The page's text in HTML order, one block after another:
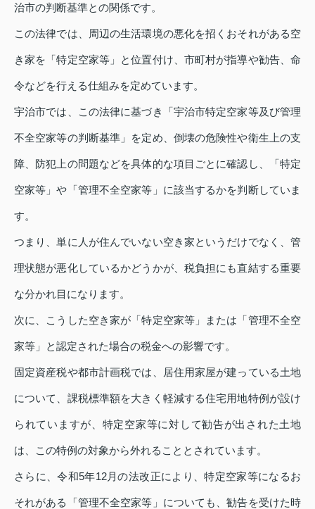
治市の判断基準との関係です。
この法律では、周辺の生活環境の悪化を招くおそれがある空
き家を「特定空家等」と位置付け、市町村が指導や勧告、命
令などを行える仕組みを定めています。
宇治市では、この法律に基づき「宇治市特定空家等及び管理
不全空家等の判断基準」を定め、倒壊の危険性や衛生上の支
障、防犯上の問題などを具体的な項目ごとに確認し、「特定
空家等」や「管理不全空家等」に該当するかを判断していま
す。
つまり、単に人が住んでいない空き家というだけでなく、管
理状態が悪化しているかどうかが、税負担にも直結する重要
な分かれ目になります。
次に、こうした空き家が「特定空家等」または「管理不全空
家等」と認定された場合の税金への影響です。
固定資産税や都市計画税では、居住用家屋が建っている土地
について、課税標準額を大きく軽減する住宅用地特例が設け
られていますが、特定空家等に対して勧告が出された土地
は、この特例の対象から外れることとされています。
さらに、令和5年12月の法改正により、特定空家等になるお
それがある「管理不全空家等」についても、勧告を受けた時